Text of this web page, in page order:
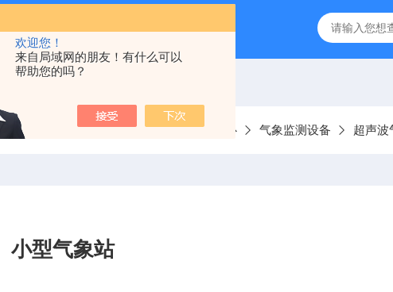
欢迎您！
来自局域网的朋友！有什么可以
帮助您的吗？
FT-YW10一体式超声波液位计
当前位置： 首页 产品中心 气象监测设备 超声波
小型气象站